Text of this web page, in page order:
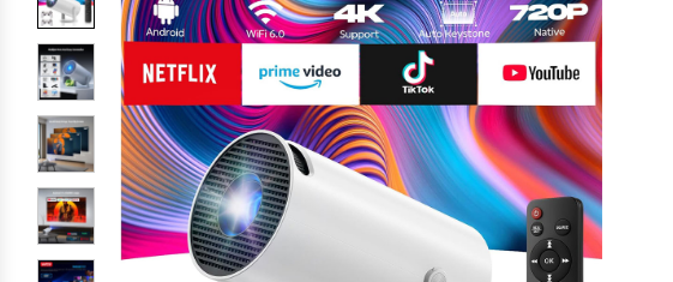
Accessoires Auto/Moto
Accessoires PC
Camping & Randonnée
Cuisine
Décoration
Electroménager
Électronique